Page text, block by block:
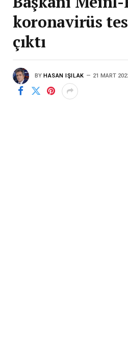
koronavirüs
çıktı
BY HASAN IŞILAK 21 MART